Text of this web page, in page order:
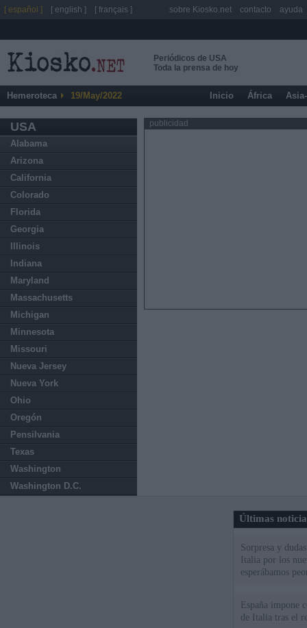
Periódicos de USA
Toda la prensa de hoy
Hemeroteca 19/May/2022 Inicio África
USA
Alabama
Arizona
California
Colorado
Florida
Georgia
Illinois
Indiana
Maryland
Massachusetts
Michigan
Minnesota
Missouri
Nueva Jersey
Nueva York
Ohio
Oregón
Pensilvania
Texas
Washington
Washington D.C.
publicidad
Últimas
Sorpresa y
Italia por los
esperábamos
España impone
de Italia tras el
[ español ] [ english ] [ français ] sobre Kiosko.net contacto ayuda